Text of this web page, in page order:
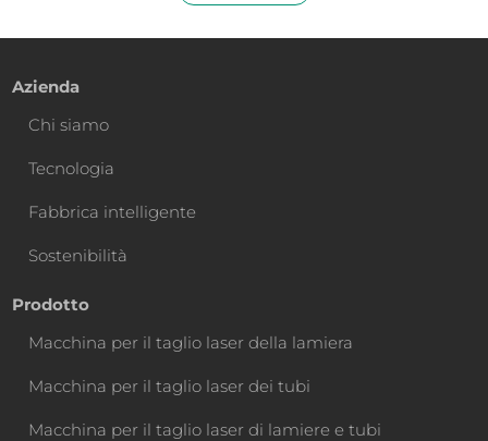
Azienda
Chi siamo
Tecnologia
Fabbrica intelligente
Sostenibilità
Prodotto
Macchina per il taglio laser della lamiera
Macchina per il taglio laser dei tubi
Macchina per il taglio laser di lamiere e tubi